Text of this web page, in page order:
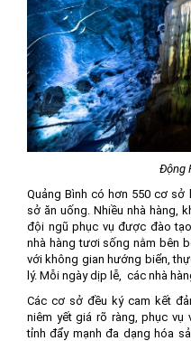
Động
Quảng Bình có hơn 550 cơ sở
sở ăn uống. Nhiều nhà hàng,
đội ngũ phục vụ được đào
nhà hàng tươi sống nằm bên
với không gian hướng biển,
lý. Mỗi ngày dịp lễ, các nhà
Các cơ sở đều ký cam kết
niêm yết giá rõ ràng, phục vụ
tỉnh đẩy mạnh đa dạng hóa